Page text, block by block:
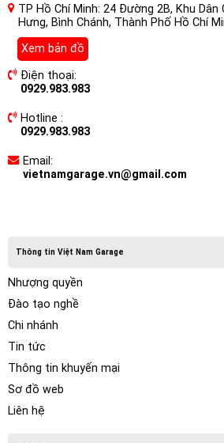
TP Hồ Chí Minh: 24 Đường 2B, Khu
Hưng, Bình Chánh, Thành Phố Hồ Chí
Xem bản đồ
Điện thoại:
0929.983.983
Hotline :
0929.983.983
Email:
vietnamgarage.vn@gmail.com
Thông tin Việt Nam Garage
Nhượng quyền
Đào tạo nghề
Chi nhánh
Tin tức
Thông tin khuyến mại
Sơ đồ web
Liên hệ